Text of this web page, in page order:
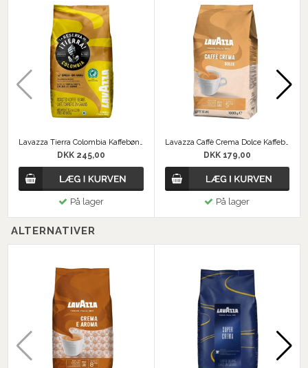
Lavazza Tierra Colombia Kaffebønner
DKK 245,00
På lager
Lavazza Caffè Crema Dolce Kaffebønner
DKK 179,00
På lager
ALTERNATIVER